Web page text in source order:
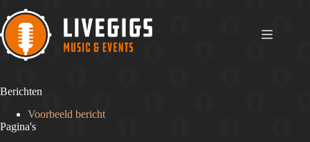
naar
de
inhoud
Berichten
Voorbeeld bericht
Pagina's